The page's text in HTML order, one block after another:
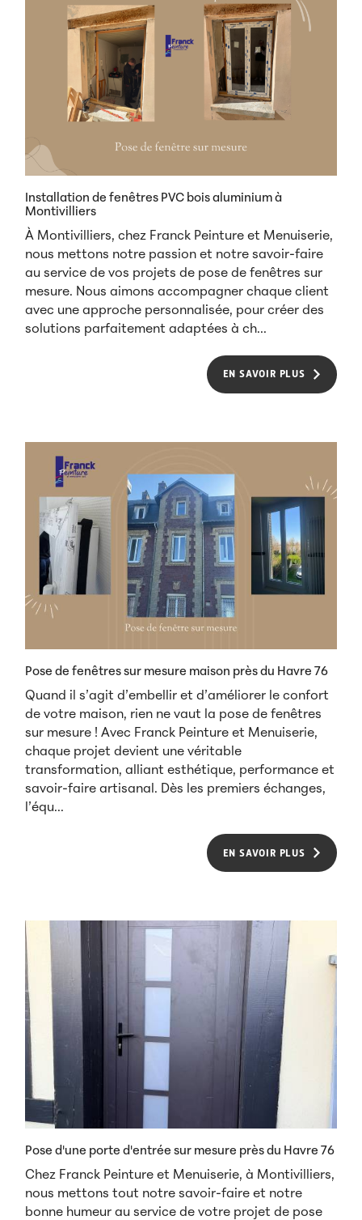
Installation de fenêtres PVC bois aluminium à
Montivilliers
À Montivilliers, chez Franck Peinture et Menuiserie,
nous mettons notre passion et notre savoir-faire
au service de vos projets de pose de fenêtres sur
mesure. Nous aimons accompagner chaque client
avec une approche personnalisée, pour créer des
solutions parfaitement adaptées à ch...
EN SAVOIR PLUS
Pose de fenêtres sur mesure maison près du Havre 76
Quand il s’agit d’embellir et d’améliorer le confort
de votre maison, rien ne vaut la pose de fenêtres
sur mesure ! Avec Franck Peinture et Menuiserie,
chaque projet devient une véritable
transformation, alliant esthétique, performance et
savoir-faire artisanal. Dès les premiers échanges,
l’équ...
EN SAVOIR PLUS
Pose d'une porte d'entrée sur mesure près du Havre 76
Chez Franck Peinture et Menuiserie, à Montivilliers,
nous mettons tout notre savoir-faire et notre
bonne humeur au service de votre projet de pose